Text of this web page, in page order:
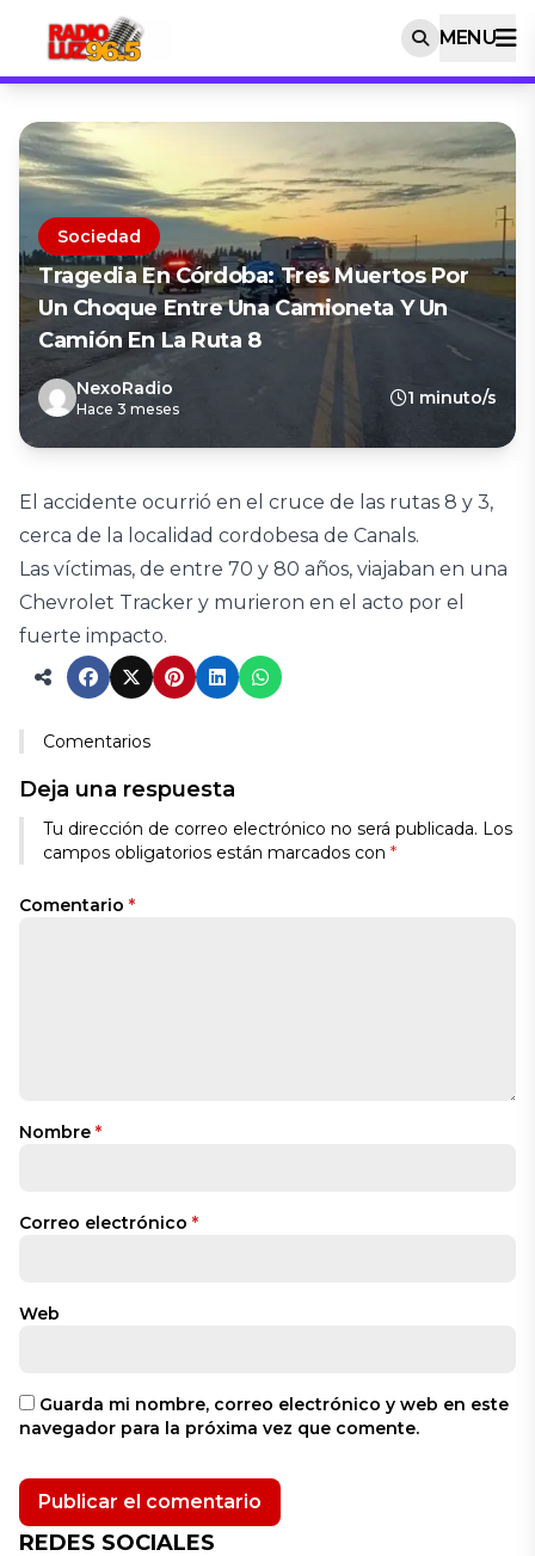
MENU
Sociedad
Tragedia En Córdoba: Tres Muertos Por
Un Choque Entre Una Camioneta Y Un
Camión En La Ruta 8
NexoRadio
Hace 3 meses
1 minuto/s
El accidente ocurrió en el cruce de las rutas 8 y 3,
cerca de la localidad cordobesa de Canals.
Las víctimas, de entre 70 y 80 años, viajaban en una
Chevrolet Tracker y murieron en el acto por el
fuerte impacto.
Comentarios
Deja una respuesta
Tu dirección de correo electrónico no será publicada. Los
campos obligatorios están marcados con *
Comentario *
Nombre *
Correo electrónico *
Web
Guarda mi nombre, correo electrónico y web en este
navegador para la próxima vez que comente.
REDES SOCIALES